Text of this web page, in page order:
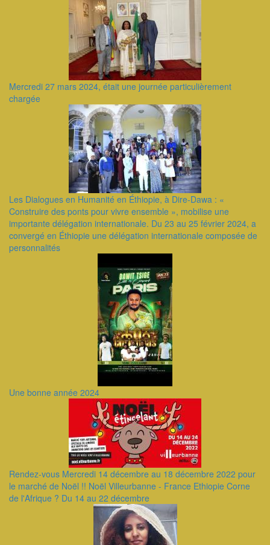
Mercredi 27 mars 2024, était une journée particulièrement
chargée
Les Dialogues en Humanité en Éthiopie, à Dire-Dawa : «
Construire des ponts pour vivre ensemble », mobilise une
importante délégation internationale. Du 23 au 25 février 2024, a
convergé en Éthiopie une délégation internationale composée de
personnalités
Une bonne année 2024
Rendez-vous Mercredi 14 décembre au 18 décembre 2022 pour
le marché de Noël !! Noël Villeurbanne - France Ethiopie Corne
de l'Afrique ? Du 14 au 22 décembre